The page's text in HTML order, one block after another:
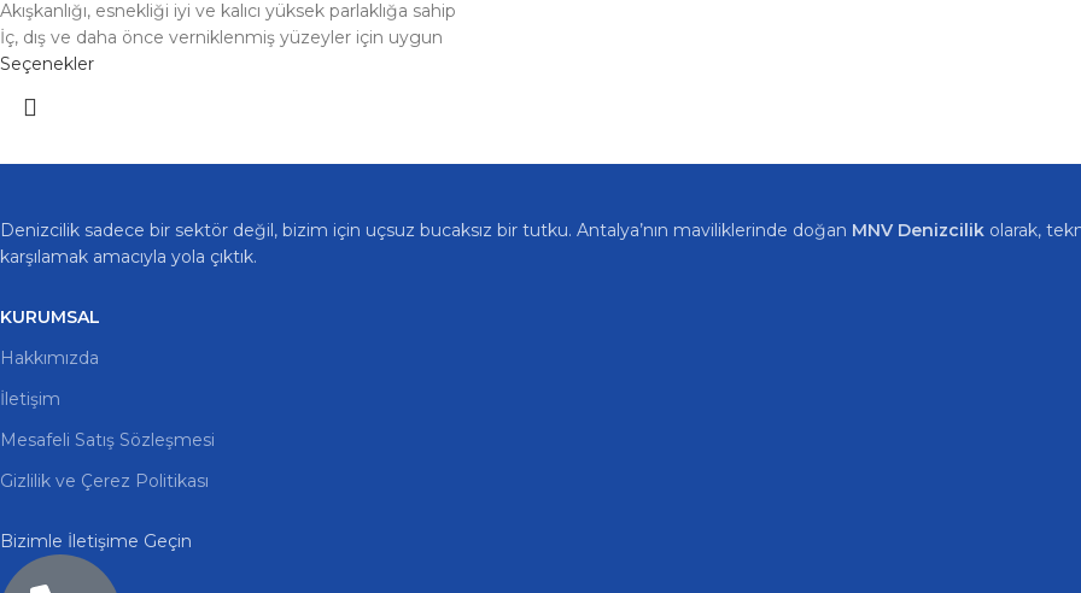
Akışkanlığı, esnekliği iyi ve kalıcı yüksek parlaklığa sahip
İç, dış ve daha önce verniklenmiş yüzeyler için uygun
Seçenekler
Denizcilik sadece bir sektör değil, bizim için uçsuz bucaksız bir tutku. Antalya’nın maviliklerinde doğan MNV Denizcilik olarak,
karşılamak amacıyla yola çıktık.
KURUMSAL
Hakkımızda
İletişim
Mesafeli Satış Sözleşmesi
Gizlilik ve Çerez Politikası
Bizimle İletişime Geçin